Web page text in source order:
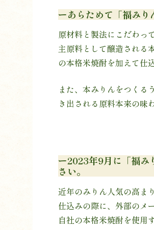
ーあらためて「福みり
原材料と製法にこだわっ
主原料として醸造される
の本格米焼酎を加えて仕
また、本みりんをつくる
き出される原料本来の味
ー2023年9月に「福み
さい。
近年のみりん人気の高ま
仕込みの際に、外部のメ
自社の本格米焼酎を使用